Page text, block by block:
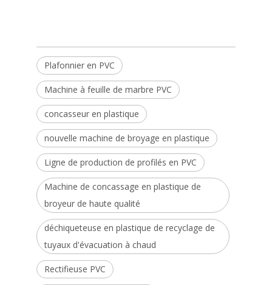
Plafonnier en PVC
Machine à feuille de marbre PVC
concasseur en plastique
nouvelle machine de broyage en plastique
Ligne de production de profilés en PVC
Machine de concassage en plastique de
broyeur de haute qualité
déchiqueteuse en plastique de recyclage de
tuyaux d'évacuation à chaud
Rectifieuse PVC